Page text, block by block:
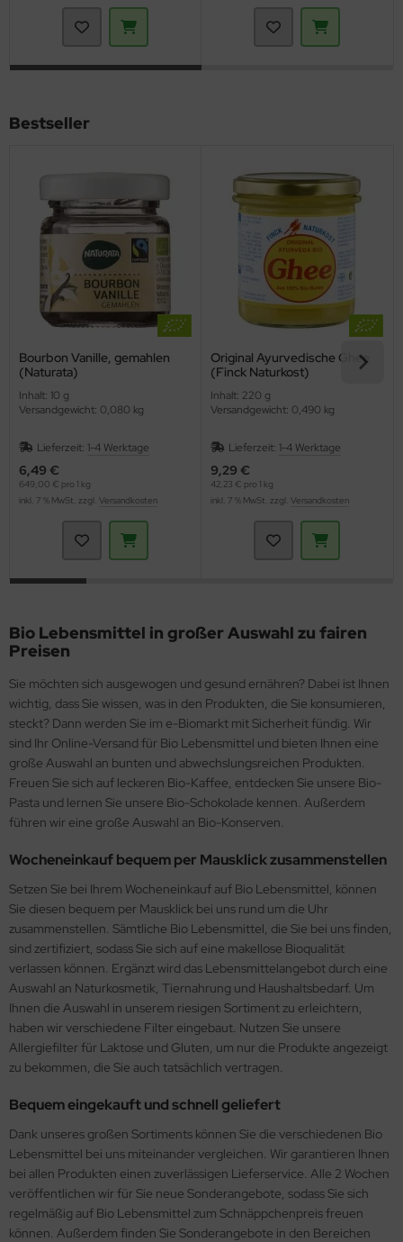
Bestseller
Bourbon Vanille, gemahlen
(Naturata)
Inhalt: 10 g
Versandgewicht: 0,080 kg
Lieferzeit: 1-4 Werktage
6,49 €
649,00 € pro 1 kg
inkl. 7 % MwSt. zzgl. Versandkosten
Original Ayurvedische Ghee
(Finck Naturkost)
Inhalt: 220 g
Versandgewicht: 0,490 kg
Lieferzeit: 1-4 Werktage
9,29 €
42,23 € pro 1 kg
inkl. 7 % MwSt. zzgl. Versandkosten
Bio Lebensmittel in großer Auswahl zu fairen
Preisen
Sie möchten sich ausgewogen und gesund ernähren? Dabei ist Ihnen
wichtig, dass Sie wissen, was in den Produkten, die Sie konsumieren,
steckt? Dann werden Sie im e-Biomarkt mit Sicherheit fündig. Wir
sind Ihr Online-Versand für Bio Lebensmittel und bieten Ihnen eine
große Auswahl an bunten und abwechslungsreichen Produkten.
Freuen Sie sich auf leckeren Bio-Kaffee, entdecken Sie unsere Bio-
Pasta und lernen Sie unsere Bio-Schokolade kennen. Außerdem
führen wir eine große Auswahl an Bio-Konserven.
Wocheneinkauf bequem per Mausklick zusammenstellen
Setzen Sie bei Ihrem Wocheneinkauf auf Bio Lebensmittel, können
Sie diesen bequem per Mausklick bei uns rund um die Uhr
zusammenstellen. Sämtliche Bio Lebensmittel, die Sie bei uns finden,
sind zertifiziert, sodass Sie sich auf eine makellose Bioqualität
verlassen können. Ergänzt wird das Lebensmittelangebot durch eine
Auswahl an Naturkosmetik, Tiernahrung und Haushaltsbedarf. Um
Ihnen die Auswahl in unserem riesigen Sortiment zu erleichtern,
haben wir verschiedene Filter eingebaut. Nutzen Sie unsere
Allergiefilter für Laktose und Gluten, um nur die Produkte angezeigt
zu bekommen, die Sie auch tatsächlich vertragen.
Bequem eingekauft und schnell geliefert
Dank unseres großen Sortiments können Sie die verschiedenen Bio
Lebensmittel bei uns miteinander vergleichen. Wir garantieren Ihnen
bei allen Produkten einen zuverlässigen Lieferservice. Alle 2 Wochen
veröffentlichen wir für Sie neue Sonderangebote, sodass Sie sich
regelmäßig auf Bio Lebensmittel zum Schnäppchenpreis freuen
können. Außerdem finden Sie Sonderangebote in den Bereichen